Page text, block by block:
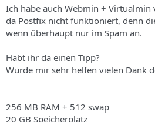
Ich habe auch Webmin +
da Postfix nicht funktioniert, denn
wenn überhaupt nur im Spam an.
Habt ihr da einen Tipp?
Würde mir sehr helfen vielen Dank
256 MB RAM + 512 swap
20 GB Speicherplatz